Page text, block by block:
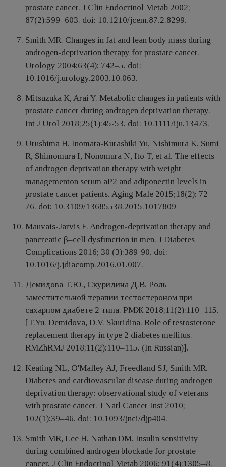
prostate cancer. J Clin Endocrinol Metab 2002;
87(2):599–603. doi: 10.1210/jcem.87.2.8299.
Smith MR. Changes in fat and lean body mass during
androgen-deprivation therapy for prostate cancer.
Urology 2004;63(4): 742–5. doi:
10.1016/j.urology.2003.10.063.
Mitsuzuka K, Arai Y. Metabolic changes in patients with
prostate cancer during androgen deprivation therapy.
Int J Urol 2018;25(1):45-53. doi: 10.1111/iju.13473.
Urushima H, Inomata-Kurashiki Yu, Nishimura K, Sumi
R, Shimomura I, Nonomura N, Ito T, et al. The effects
of androgen deprivation therapy with weight
managementon serum aP2 and adiponectin levels in
prostate cancer patients. Aging Male 2015;18(2): 72-
76. doi: 10.3109/13685538.2015.1017809
Mauvais-Jarvis F. Androgen-deprivation therapy and
pancreatic β–cell dysfunction in men. J Diabetes
Complications 2016; 30 (3):389-90. doi:
10.1016/j.jdiacomp.2016.01.007.
Демидова Т.Ю., Скуридина Д.В. Роль
заместительной терапии тестостероном при
сахарном диабете 2 типа. РМЖ 2018;11(2):110–115.
[T.Yu. Demidova, D.V. Skuridina. Role of testosterone
replacement therapy in type 2 diabetes mellitus.
RMZhRMJ 2018;11(2):110–115. (In Russian)].
Keating NL, O'Malley AJ, Freedland SJ, Smith MR.
Diabetes and cardiovascular disease during androgen
deprivation therapy: observational study of veterans
with prostate cancer. J Natl Cancer Inst 2010;
102(1):39–46. doi: 10.1093/jnci/djp404.
Smith MR, Lee H, Nathan DM. Insulin sensitivity
during combined androgen blockade for prostate
cancer. J Clin Endocrinol Metab 2006; 91(4):1305–8.